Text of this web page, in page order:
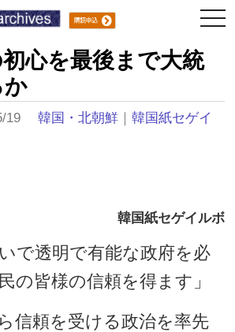
心を最後まで大統
か
5/19韓国・北朝鮮 ｜韓国紙セゲイ
韓国紙セゲイルボ
で透明で有能な政府を必
の皆様の信頼を得ます」
信頼を受ける政治を率先